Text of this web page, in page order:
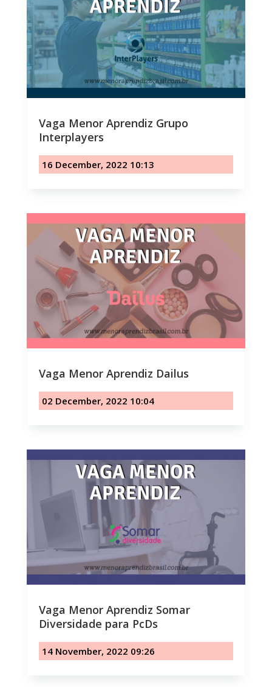
Vaga Menor Aprendiz Grupo
Interplayers
16 December, 2022 10:13
Vaga Menor Aprendiz Dailus
02 December, 2022 10:04
Vaga Menor Aprendiz Somar
Diversidade para PcDs
14 November, 2022 09:26